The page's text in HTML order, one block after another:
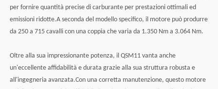
per fornire quantità precise di carburante per prestazioni ottimali ed
emissioni ridotte.A seconda del modello specifico, il motore può produrre
da 250 a 715 cavalli con una coppia che varia da 1.350 Nm a 3.064 Nm.
Oltre alla sua impressionante potenza, il QSM11 vanta anche
un'eccellente affidabilità e durata grazie alla sua struttura robusta e
all'ingegneria avanzata.Con una corretta manutenzione, questo motore